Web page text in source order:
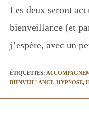
Les deux seront
bienveillance (et
j’espère, avec un
ÉTIQUETTES:
BIENVEILLANCE, HYPNOSE,